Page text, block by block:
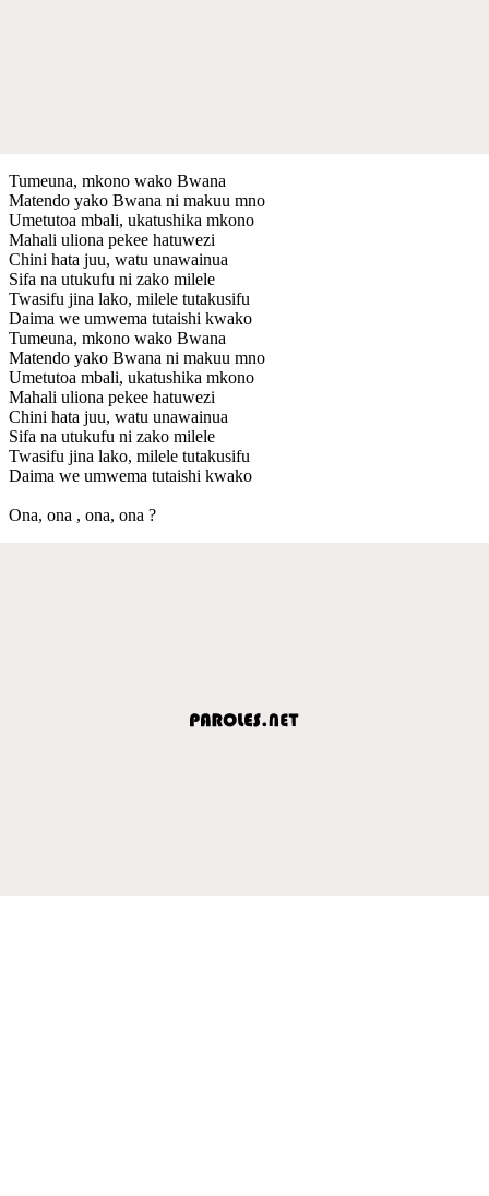
Tumeuna, mkono wako Bwana
Matendo yako Bwana ni makuu mno
Umetutoa mbali, ukatushika mkono
Mahali uliona pekee hatuwezi
Chini hata juu, watu unawainua
Sifa na utukufu ni zako milele
Twasifu jina lako, milele tutakusifu
Daima we umwema tutaishi kwako
Tumeuna, mkono wako Bwana
Matendo yako Bwana ni makuu mno
Umetutoa mbali, ukatushika mkono
Mahali uliona pekee hatuwezi
Chini hata juu, watu unawainua
Sifa na utukufu ni zako milele
Twasifu jina lako, milele tutakusifu
Daima we umwema tutaishi kwako
Ona, ona , ona, ona ?